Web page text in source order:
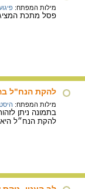
מילות המפתח:
פסל מתכת המציג את עלייתן
להקת הנח"ל
מילות המפתח:
בתמונה ניתן
להקת הנח״ל היא